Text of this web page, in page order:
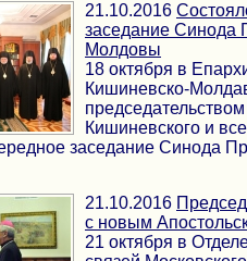
21.10.2016
заседание Синода
Молдовы
18 октября в
Кишиневско-
Кишиневского и
заседание Синода
21.10.2016
с новым
21 октября в